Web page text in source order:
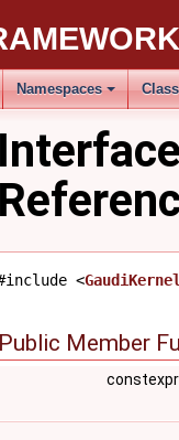
Namespaces
<
Public Member